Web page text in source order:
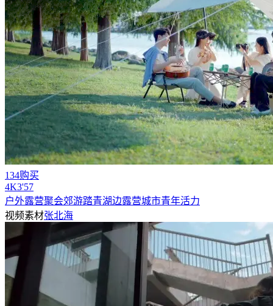
134购买
4K3'57
户外露营聚会郊游踏青湖边露营城市青年活力
视频素材张北海